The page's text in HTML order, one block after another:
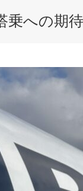
乗への期